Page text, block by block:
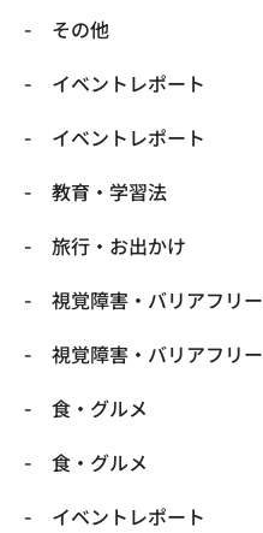
​その他
​イベントレポート
​イベントレポート
​教育・学習法
​旅行・お出かけ
​視覚障害・バリアフリー
​視覚障害・バリアフリー
​食・グルメ
​食・グルメ
イベントレポート